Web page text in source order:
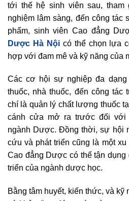
tới thế hệ sinh viên sau, tham
nghiệm lâm sàng, đến công tác
phẩm, sinh viên Cao đẳng
Dược Hà Nộicó thể chọn lựa
hợp với đam mê và kỹ năng của
Các cơ hội sự nghiệp đa
thuốc, nhà thuốc, đến công tác
chí là quản lý chất lượng thuốc
cánh cửa mở ra trước đối với
ngành Dược. Đồng thời, sự hội
cứu và phát triển cũng là một
Cao đẳng Dược có thể tận
triển của ngành dược học.
Bằng tâm huyết, kiến thức, và